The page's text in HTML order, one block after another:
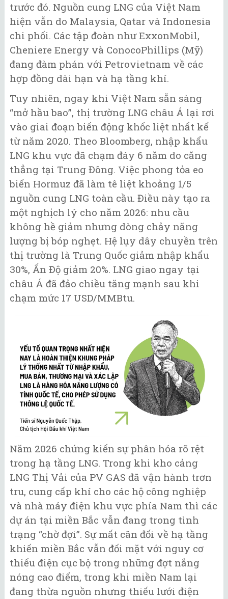
trước đó. Nguồn cung LNG của Việt Nam
hiện vẫn do Malaysia, Qatar và Indonesia
chi phối. Các tập đoàn như ExxonMobil,
Cheniere Energy và ConocoPhillips (Mỹ)
đang đàm phán với Petrovietnam về các
hợp đồng dài hạn và hạ tầng khí.
Tuy nhiên, ngay khi Việt Nam sẵn sàng
“mở hầu bao”, thị trường LNG châu Á lại rơi
vào giai đoạn biến động khốc liệt nhất kể
từ năm 2020. Theo Bloomberg, nhập khẩu
LNG khu vực đã chạm đáy 6 năm do căng
thẳng tại Trung Đông. Việc phong tỏa eo
biển Hormuz đã làm tê liệt khoảng 1/5
nguồn cung LNG toàn cầu. Điều này tạo ra
một nghịch lý cho năm 2026: nhu cầu
không hề giảm nhưng dòng chảy năng
lượng bị bóp nghẹt. Hệ lụy dây chuyền trên
thị trường là Trung Quốc giảm nhập khẩu
30%, Ấn Độ giảm 20%. LNG giao ngay tại
châu Á đã đảo chiều tăng mạnh sau khi
chạm mức 17 USD/MMBtu.
Năm 2026 chứng kiến sự phân hóa rõ rệt
trong hạ tầng LNG. Trong khi kho cảng
LNG Thị Vải của PV GAS đã vận hành trơn
tru, cung cấp khí cho các hộ công nghiệp
và nhà máy điện khu vực phía Nam thì các
dự án tại miền Bắc vẫn đang trong tình
trạng “chờ đợi”. Sự mất cân đối về hạ tầng
khiến miền Bắc vẫn đối mặt với nguy cơ
thiếu điện cục bộ trong những đợt nắng
nóng cao điểm, trong khi miền Nam lại
đang thừa nguồn nhưng thiếu lưới điện